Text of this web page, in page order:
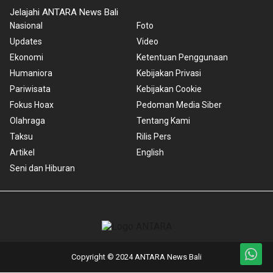
Jelajahi ANTARA News Bali
Nasional
Updates
Ekonomi
Humaniora
Pariwisata
Fokus Hoax
Olahraga
Taksu
Artikel
Seni dan Hiburan
Foto
Video
Ketentuan Penggunaan
Kebijakan Privasi
Kebijakan Cookie
Pedoman Media Siber
Tentang Kami
Rilis Pers
English
Copyright © 2024 ANTARA News Bali